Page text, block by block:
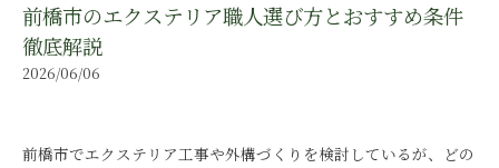
前橋市のエクステリア職人選び方とおすすめ条件
徹底解説
2026/06/06
前橋市でエクステリア工事や外構づくりを検討しているが、どの